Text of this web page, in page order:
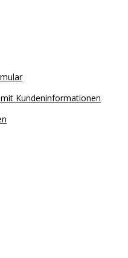
Kundeninformationen